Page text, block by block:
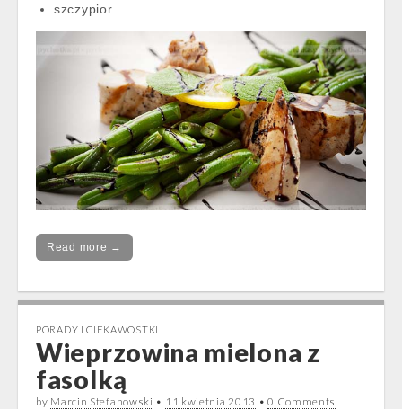
szczypior
Read more →
PORADY I CIEKAWOSTKI
Wieprzowina mielona z
fasolką
by Marcin Stefanowski • 11 kwietnia 2013 •0 Comments